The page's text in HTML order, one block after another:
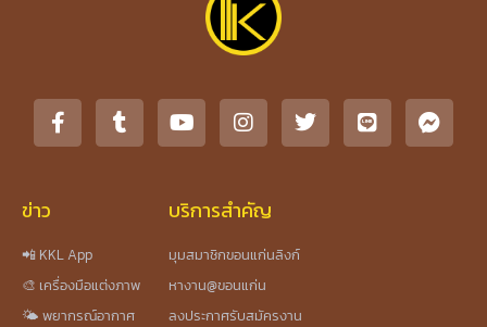
ข่าว
📲 KKL App
🎨 เครื่องมือแต่งภาพ
🌤️ พยากรณ์อากาศ
บริการสำคัญ
มุมสมาชิกขอนแก่นลิงก์
หางาน@ขอนแก่น
ลงประกาศรับสมัครงาน